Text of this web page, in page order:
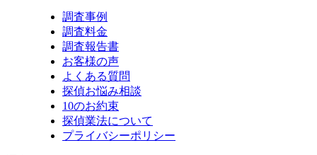
調査事例
調査料金
調査報告書
お客様の声
よくある質問
探偵お悩み相談
10のお約束
探偵業法について
プライバシーポリシー